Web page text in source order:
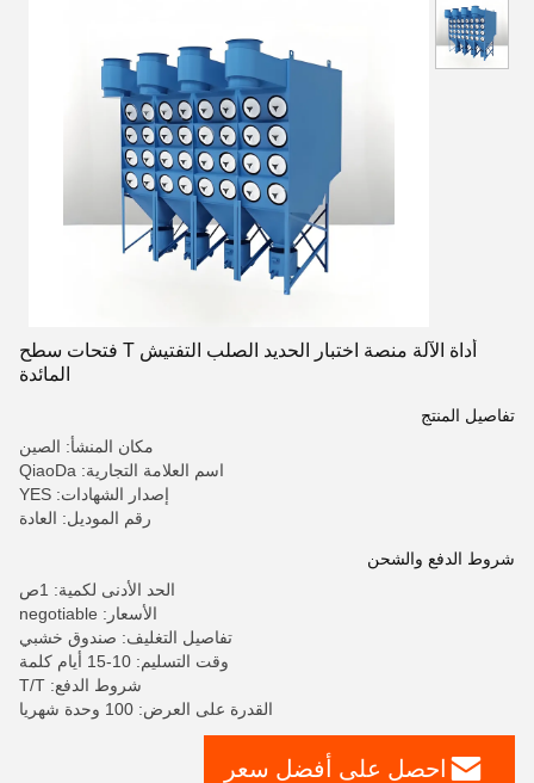
أداة الآلة منصة اختبار الحديد الصلب التفتيش T فتحات سطح
المائدة
تفاصيل المنتج
مكان المنشأ: الصين
اسم العلامة التجارية: QiaoDa
إصدار الشهادات: YES
رقم الموديل: العادة
شروط الدفع والشحن
الحد الأدنى لكمية: 1ص
الأسعار: negotiable
تفاصيل التغليف: صندوق خشبي
وقت التسليم: 10-15 أيام كلمة
شروط الدفع: T/T
القدرة على العرض: 100 وحدة شهريا
احصل على أفضل سعر